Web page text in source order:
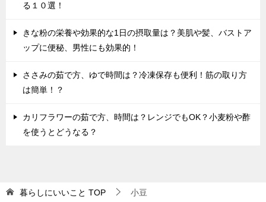
る１０選！
きな粉の栄養や効果的な1日の摂取量は？美肌や髪、バストア
ップに便秘、男性にも効果的！
ささみの茹で方、ゆで時間は？冷凍保存も便利！筋の取り方
は簡単！？
カリフラワーの茹で方、時間は？レンジでもOK？小麦粉や酢
を使うとどうなる？
暮らしにいいこと TOP 小豆